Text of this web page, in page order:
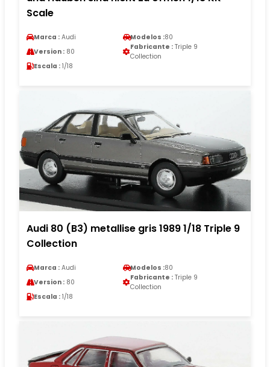
Scale
Marca : Audi Modelos :80
Version : 80
Fabricante : Triple 9
Collection
Escala : 1/18
Audi 80 (B3) metallise gris 1989 1/18 Triple 9
Collection
Marca : Audi Modelos :80
Version : 80
Fabricante : Triple 9
Collection
Escala : 1/18